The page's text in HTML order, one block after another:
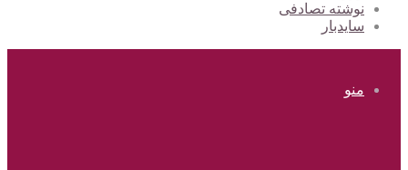
نوشته تصادفی
سایدبار
منو